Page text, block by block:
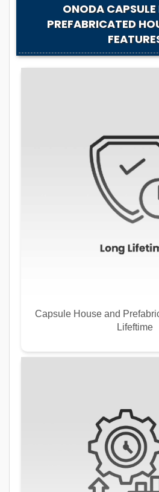
ONODA
PREFABRICATED
Capsule House and
Lifeftime